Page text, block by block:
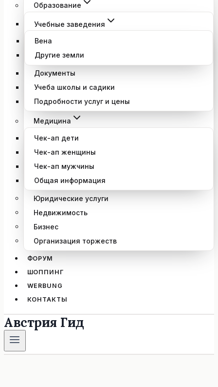
Образование
Учебные заведения
Вена
Другие земли
Документы
Учеба школы и садики
Подробности услуг и цены
Медицина
Чек-ап дети
Чек-ап женщины
Чек-ап мужчины
Общая информация
Юридические услуги
Недвижимость
Бизнес
Организация торжеств
ФОРУМ
ШОППИНГ
WERBUNG
КОНТАКТЫ
Австрия Гид